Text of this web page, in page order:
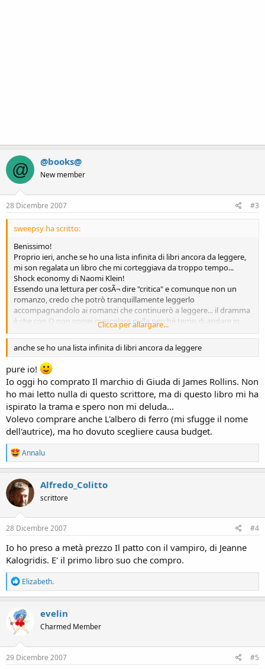
@ @books@
New member
28 Dicembre 2007 #3
sweepsy ha scritto:
Benissimo!
Proprio ieri, anche se ho una lista infinita di libri ancora da leggere,
mi son regalata un libro che mi corteggiava da troppo tempo...
Shock economy di Naomi Klein!
Essendo una lettura per cosÃ¬ dire "critica" e comunque non un
romanzo, credo che potrò tranquillamente leggerlo
accompagnandolo ai romanzi che continuerò a leggere... il dramma
è che con Q non vorrei mescolare nulla perchè temo di andare in
Clicca per allargare...
anche se ho una lista infinita di libri ancora da leggere
pure io!
Io oggi ho comprato Il marchio di Giuda di James Rollins. Non
ho mai letto nulla di questo scrittore, ma di questo libro mi ha
ispirato la trama e spero non mi deluda...
Volevo comprare anche L'albero di ferro (mi sfugge il nome
dell'autrice), ma ho dovuto scegliere causa budget.
R
e
a
c
t
i
o
n
s
Annalu
Alfredo_Colitto
scrittore
28 Dicembre 2007 #4
Io ho preso a metà prezzo Il patto con il vampiro, di Jeanne
Kalogridis. E' il primo libro suo che compro.
R
e
a
c
t
i
n
s
Elizabeth.
evelin
Charmed Member
29 Dicembre 2007 #5